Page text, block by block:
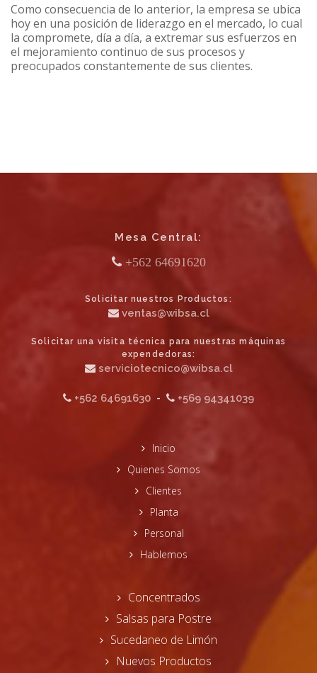
Como consecuencia de lo anterior, la empresa se ubica
hoy en una posición de liderazgo en el mercado, lo cual
la compromete, día a día, a extremar sus esfuerzos en
el mejoramiento continuo de sus procesos y
preocupados constantemente de sus clientes.
Mesa Central:
+562 64691620
Solicitar nuestros Productos:
ventas@wibsa.cl
Solicitar una visita técnica para nuestras máquinas
expendedoras:
serviciotecnico@wibsa.cl
+562 64691630 - +569 94341039
Inicio
Quienes Somos
Clientes
Planta
Personal
Hablemos
Concentrados
Salsas para Postre
Sucedaneo de Limón
Nuevos Productos